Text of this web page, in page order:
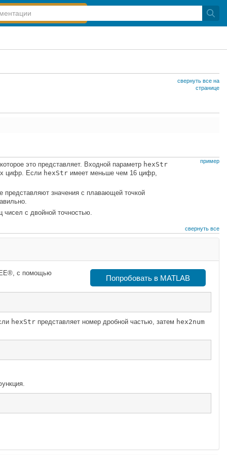
свернуть все на
странице
пример
это представляет. Входной параметр hexStr
цифр. Если hexStr имеет меньше чем 16 цифр,
представляют значения с плавающей точкой
чисел с двойной точностью.
свернуть все
Попробовать в MATLAB
с помощью
hexStr представляет номер дробной частью, затем hex2num